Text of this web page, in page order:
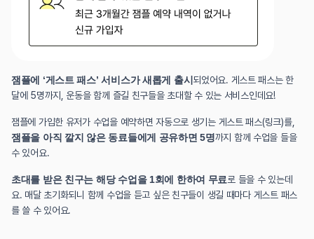
잼플에 ‘게스트 패스’ 서비스가 새롭게 출시 되었어요. 게스트 패스는 한
달에 5명까지, 운동을 함께 즐길 친구들을 초대할 수 있는 서비스인데요!
잼플을 아직 깔지 않은 동료들에게 공유하면 5명까지 함께 수업을 들을
수 있어요.
초대를 받은 친구는 해당 수업을 1회에 한하여 무료로 들을 수 있는데
요. 매달 초기화되니 함께 수업을 듣고 싶은 친구들이 생길 때마다 게스트 패스
를 쓸 수 있어요.